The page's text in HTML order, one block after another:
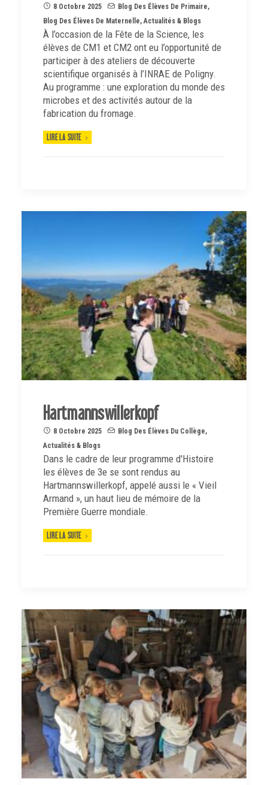
8 Octobre 2025 Blog Des Élèves De Primaire,
Blog Des Élèves De Maternelle, Actualités & Blogs
À l’occasion de la Fête de la Science, les
élèves de CM1 et CM2 ont eu l’opportunité de
participer à des ateliers de découverte
scientifique organisés à l’INRAE de Poligny.
Au programme : une exploration du monde des
microbes et des activités autour de la
fabrication du fromage.
LIRE LA SUITE
Hartmannswillerkopf
8 Octobre 2025 Blog Des Élèves Du Collège,
Actualités & Blogs
Dans le cadre de leur programme d'Histoire
les élèves de 3e se sont rendus au
Hartmannswillerkopf, appelé aussi le « Vieil
Armand », un haut lieu de mémoire de la
Première Guerre mondiale.
LIRE LA SUITE